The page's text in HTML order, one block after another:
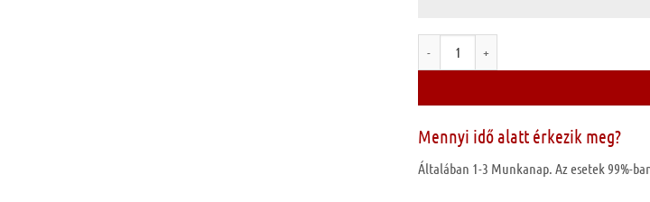
Mennyi idő alatt érkezik meg?
Általában 1-3 Munkanap. Az esetek 99%-